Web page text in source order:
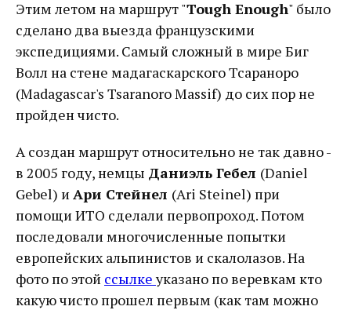
Этим летом на маршрут "Tough Enough" было
сделано два выезда французскими
экспедициями. Самый сложный в мире Биг
Волл на стене мадагаскарского Тсараноро
(Madagascar's Tsaranoro Massif) до сих пор не
пройден чисто.
А создан маршрут относительно не так давно -
в 2005 году, немцы Даниэль Гебел (Daniel
Gebel) и Ари Стейнел (Ari Steinel) при
помощи ИТО сделали первопроход. Потом
последовали многочисленные попытки
европейских альпинистов и скалолазов. На
фото по этой ссылкеуказано по веревкам кто
какую чисто прошел первым (как там можно